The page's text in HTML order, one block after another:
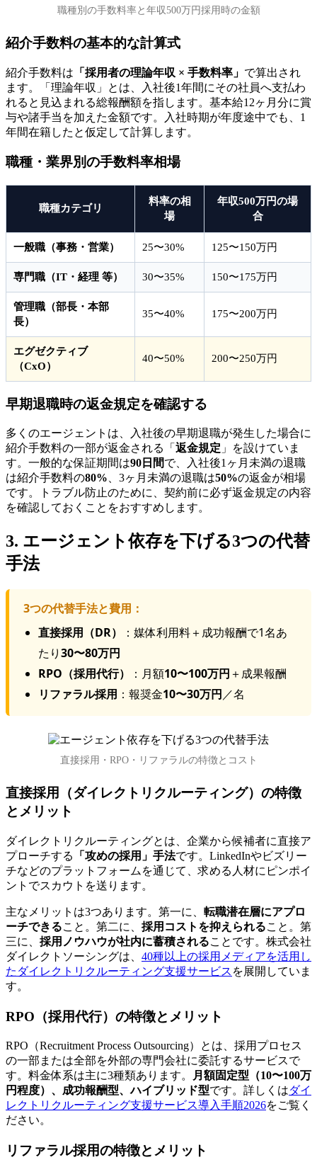
職種別の手数料率と年収500万円採用時の金額
紹介手数料の基本的な計算式
紹介手数料は 「採用者の理論年収 × 手数料率」 で算出され
ます。「理論年収」とは、入社後1年間にその社員へ支払わ
れると見込まれる総報酬額を指します。基本給12ヶ月分に賞
与や諸手当を加えた金額です。入社時期が年度途中でも、1
年間在籍したと仮定して計算します。
職種・業界別の手数料率相場
職種カテゴリ
料率の相
場
年収500万円の場
合
一般職（事務・営業） 25〜30% 125〜150万円
専門職（IT・経理 等） 30〜35% 150〜175万円
管理職（部長・本部
長）
35〜40% 175〜200万円
エグゼクティブ
（CxO）
40〜50% 200〜250万円
早期退職時の返金規定を確認する
多くのエージェントは、入社後の早期退職が発生した場合に
紹介手数料の一部が返金される「 返金規定 」を設けていま
す。一般的な保証期間は90日間で、入社後1ヶ月未満の退職
は紹介手数料の80%、3ヶ月未満の退職は50%の返金が相場
です。トラブル防止のために、契約前に必ず返金規定の内容
を確認しておくことをおすすめします。
3. エージェント依存を下げる3つの代替
手法
3つの代替手法と費用：
直接採用（DR）
：媒体利用料＋成功報酬で1名あ
たり30〜80万円
RPO（採用代行）
：月額10〜100万円＋成果報酬
リファラル採用 ：報奨金10〜30万円／名
直接採用・RPO・リファラルの特徴とコスト
直接採用（ダイレクトリクルーティング）の特徴
とメリット
ダイレクトリクルーティングとは、企業から候補者に直接ア
プローチする
「攻めの採用」手法です。LinkedInやビズリー
チなどのプラットフォームを通じて、求める人材にピンポイ
ントでスカウトを送ります。
主なメリットは3つあります。第一に、 転職潜在層にアプロ
ーチできること。第二に、 採用コストを抑えられること。第
三に、 採用ノウハウが社内に蓄積されることです。株式会社
ダイレクトソーシングは、 40種以上の採用メディアを活用し
たダイレクトリクルーティング支援サービス を展開していま
す。
RPO（採用代行）の特徴とメリット
RPO（Recruitment Process Outsourcing）とは、採用プロセス
の一部または全部を外部の専門会社に委託するサービスで
す。料金体系は主に3種類あります。
月額固定型（10〜100万
円程度）、成功報酬型、ハイブリッド型です。詳しくはダイ
レクトリクルーティング支援サービス導入手順2026をご覧く
ださい。
リファラル採用の特徴とメリット